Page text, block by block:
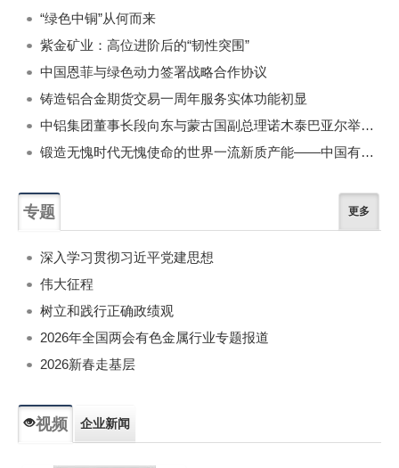
“绿色中铜”从何而来
紫金矿业：高位进阶后的“韧性突围”
中国恩菲与绿色动力签署战略合作协议
铸造铝合金期货交易一周年服务实体功能初显
中铝集团董事长段向东与蒙古国副总理诺木泰巴亚尔举行会谈
锻造无愧时代无愧使命的世界一流新质产能——中国有色金属工业的战略应对与破局之道（二）
专题 更多
深入学习贯彻习近平党建思想
伟大征程
树立和践行正确政绩观
2026年全国两会有色金属行业专题报道
2026新春走基层
视频 企业新闻